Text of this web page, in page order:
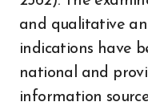
and qualitative
indications have
national and
information